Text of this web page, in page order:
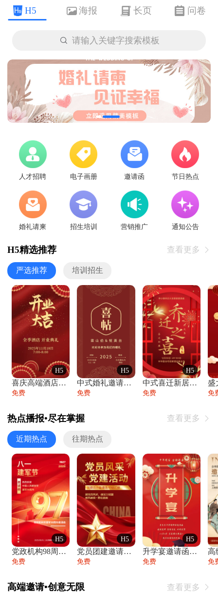
H5 海报 长页 问卷
 请输入关键字搜索模板
人才招聘 电子画册 邀请函 节日热点
婚礼请柬 招生培训 营销推广 通知公告
H5精选推荐 查看更多 
严选推荐 培训招生
H5
喜庆高端酒店开业大吉邀请函
免费
H5
中式婚礼邀请函中国风传统复古婚礼请柬请帖
免费
H5
中式喜迁新居乔迁之喜邀请函宴会请帖
免费 免
热点播报•尽在掌握 查看更多 
近期热点 往期热点
H5
党政机构98周年八一建军节庆祝晚会活动邀
免费
H5
党员团建邀请函党建活动风采党会工作汇报总
免费
H5
升学宴邀请函喜报金榜题名高端谢师宴邀请函
免费 免
高端邀请•创意无限 查看更多 